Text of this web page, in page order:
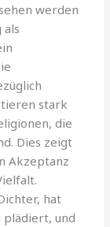
werden
als
stark
die
Dies zeigt
Akzeptanz
hat
und